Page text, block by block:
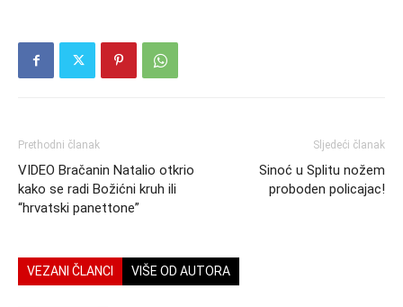
Prethodni članak
VIDEO Bračanin Natalio otkrio
kako se radi Božićni kruh ili
“hrvatski panettone”
Sljedeći članak
Sinoć u Splitu nožem
proboden policajac!
VEZANI ČLANCI VIŠE OD AUTORA